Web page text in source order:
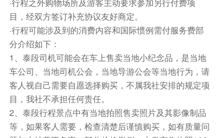
Ton Kwen ),离清迈古城大概驱车20-30分钟。整
座庙都是由木头兴造，外围由砖砌起，典型的兰纳
风格。寺庙自1856年开始兴建，200年来没有重
建和翻新，得益于本地人和来访人的保护，依然美
丽的屹立在此。知名泰剧《戛萨珑花香》就是在这
里取景拍摄的。环境非常优美，绿树成荫，安静的
寺庙，席地而坐，一阵微风，整个人瞬间就静下心
来，超适合冥想。看到很多本地人带着沙子，洒在
院落的某处，一粒沙可能就代表了一份思念，代表
一份期盼，代表一份愿望。
目，经双方签订补充协议友好商定。
·行程可能涉及到的消费内容和国际惯例需付服务费部
分介绍如下：
1、泰段司机可能会在车上售卖当地小纪念品，是当地
车公司、当地司机公会，当地导游公会等当地行为，请
客人视自己需要自愿选择购买，不属我社安排的规定项
目，我社不承担任何责任。
2、泰段行程景点中有当地拍照售卖照片及其影像制品
等，如果客人需要，检查清楚后谨慎购买，如有质量问